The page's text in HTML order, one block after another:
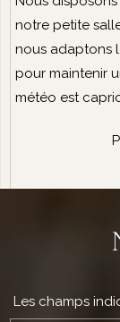
notre petite
nous adaptons
pour maintenir
météo est
Les champs